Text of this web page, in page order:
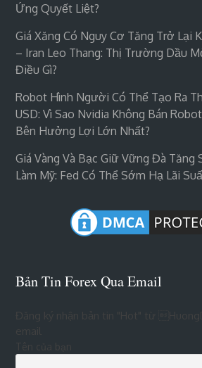
Ứng Quyết Liệt?
Giá Xăng Có Nguy Cơ Tăng Trở Lại
– Iran Leo Thang: Thị Trường Dầu
Điều Gì?
Robot Hình Người Có Thể Tạo Ra
USD: Vì Sao Nvidia Không Bán
Bên Hưởng Lợi Lớn Nhất?
Giá Vàng Và Bạc Giữ Vững Đà Tăng
Làm Mỹ: Fed Có Thể Sớm Hạ Lãi
Bản Tin Forex Qua Email
Đăng ký nhận bản tin "Hot" từ
Tên của bạn